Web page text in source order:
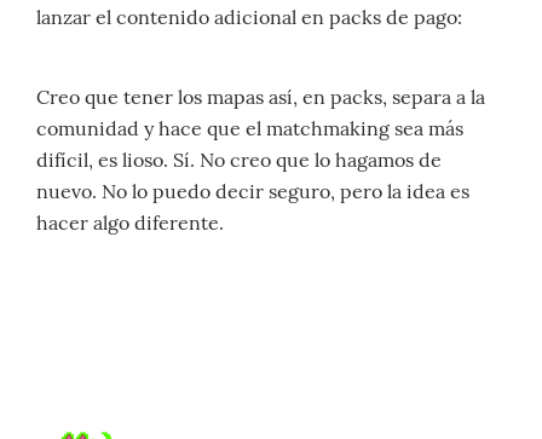
lanzar el contenido adicional en packs de pago:
Creo que tener los mapas así, en packs, separa a la
comunidad y hace que el matchmaking sea más
difícil, es lioso. Sí. No creo que lo hagamos de
nuevo. No lo puedo decir seguro, pero la idea es
hacer algo diferente.